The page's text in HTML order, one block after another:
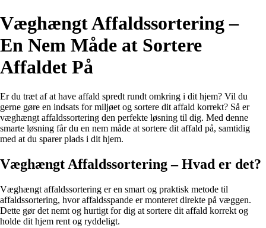
Væghængt Affaldssortering –
En Nem Måde at Sortere
Affaldet På
Er du træt af at have affald spredt rundt omkring i dit hjem? Vil du
gerne gøre en indsats for miljøet og sortere dit affald korrekt? Så er
væghængt affaldssortering den perfekte løsning til dig. Med denne
smarte løsning får du en nem måde at sortere dit affald på, samtidig
med at du sparer plads i dit hjem.
Væghængt Affaldssortering – Hvad er det?
Væghængt affaldssortering er en smart og praktisk metode til
affaldssortering, hvor affaldsspande er monteret direkte på væggen.
Dette gør det nemt og hurtigt for dig at sortere dit affald korrekt og
holde dit hjem rent og ryddeligt.